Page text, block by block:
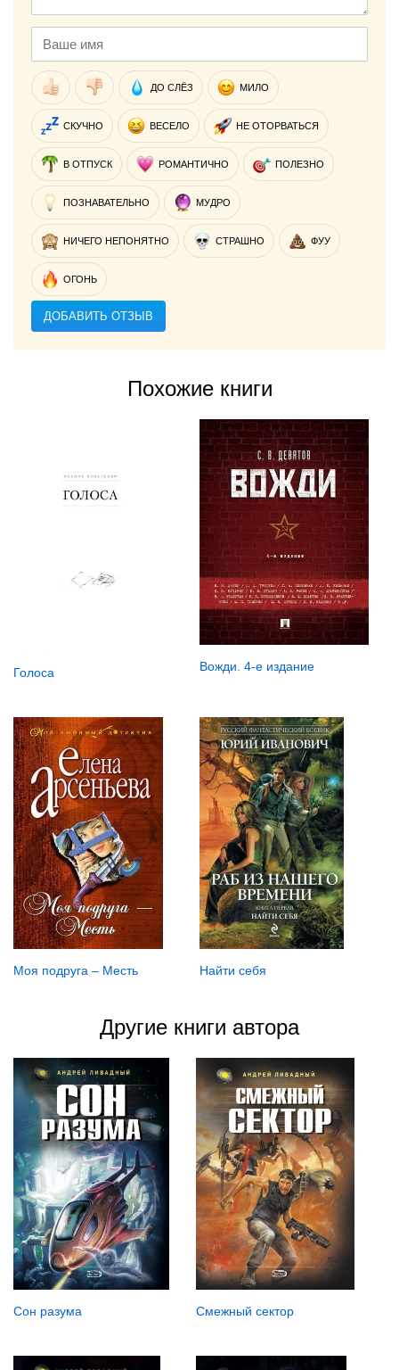
ДО СЛЁЗ МИЛО
СКУЧНО ВЕСЕЛО НЕ ОТОРВАТЬСЯ
В ОТПУСК РОМАНТИЧНО ПОЛЕЗНО
ПОЗНАВАТЕЛЬНО МУДРО
НИЧЕГО НЕПОНЯТНО СТРАШНО ФУУ
ОГОНЬ
ДОБАВИТЬ ОТЗЫВ
Похожие книги
Голоса Вожди. 4-е издание
Моя подруга – Месть Найти себя
Другие книги автора
Сон разума Смежный сектор